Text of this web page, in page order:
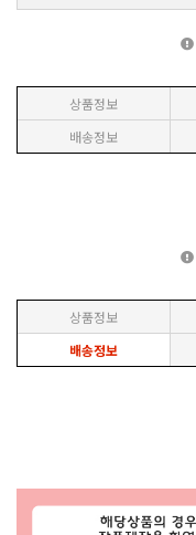
상품정보
배송정보
상품정보
배송정보